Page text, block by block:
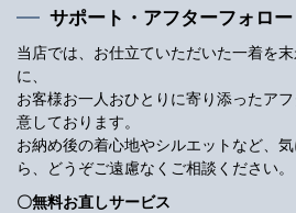
サポート・アフターフォロー
当店では、お仕立ていただいた一着を
に、
お客様お一人おひとりに寄り添ったア
意しております。
お納め後の着心地やシルエットなど、
ら、どうぞご遠慮なくご相談ください。
〇無料お直しサービス